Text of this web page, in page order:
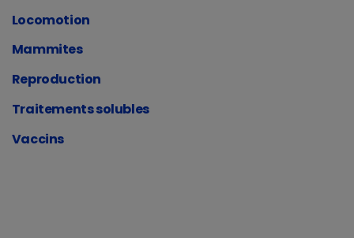
Locomotion
Mammites
Reproduction
Traitements solubles
Vaccins